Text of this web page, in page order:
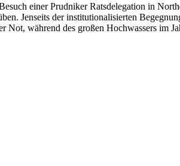
einer Prudniker Ratsdelegation in
Jenseits der institutionalisierten
Not, während des großen Hochwassers im